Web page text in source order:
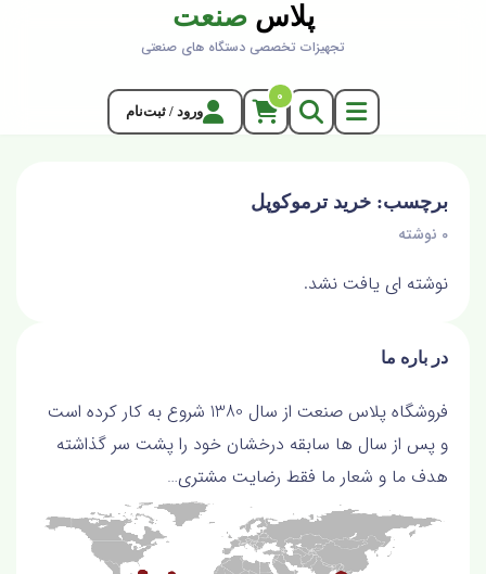
پلاس صنعت
تجهیزات تخصصی دستگاه های صنعتی
0
ورود / ثبت‌نام
برچسب: خرید ترموکوپل
0 نوشته
نوشته ای یافت نشد.
در باره ما
فروشگاه پلاس صنعت از سال 1380 شروع به کار کرده است
و پس از سال ها سابقه درخشان خود را پشت سر گذاشته
هدف ما و شعار ما فقط رضايت مشتري…